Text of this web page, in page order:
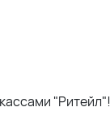
"Ритейл"!